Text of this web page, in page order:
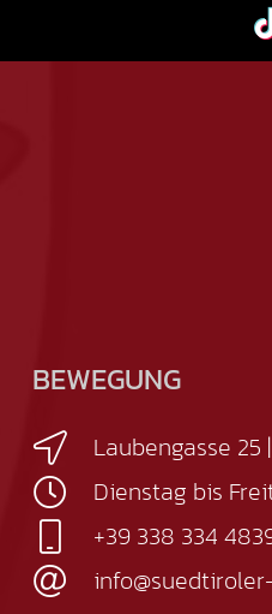
BEWEGUNG
Laubengasse 25
Dienstag bis
+39 338 334